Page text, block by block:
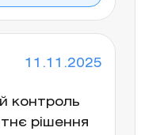
11.11.2025
контроль
рішення